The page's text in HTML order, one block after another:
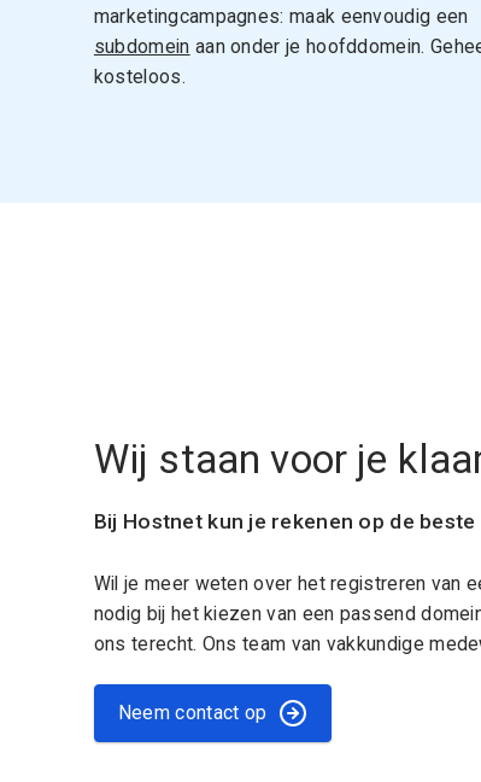
marketingcampagnes: maak eenvoudig een
subdomein aan onder je hoofddomein.
kosteloos.
Wij staan voor je
Bij Hostnet kun je rekenen op de
Wil je meer weten over het registreren van
nodig bij het kiezen van een passend
ons terecht. Ons team van vakkundige
Neem contact op